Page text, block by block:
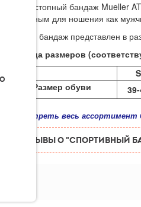
Голеностопный бандаж Mueller
пригодным для ношения как
Данный бандаж представлен в
Таблица размеров
S
Размер обуви
Посмотреть весь ассортимент
ОТЗЫВЫ О "Спортивный